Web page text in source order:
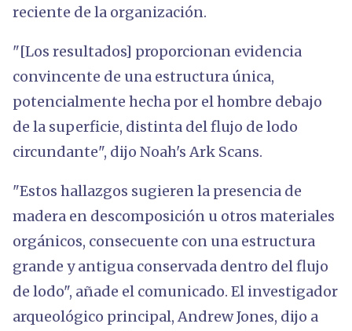
reciente de la organización.
"[Los resultados] proporcionan evidencia
convincente de una estructura única,
potencialmente hecha por el hombre debajo
de la superficie, distinta del flujo de lodo
circundante", dijo Noah's Ark Scans.
"Estos hallazgos sugieren la presencia de
madera en descomposición u otros materiales
orgánicos, consecuente con una estructura
grande y antigua conservada dentro del flujo
de lodo", añade el comunicado. El investigador
arqueológico principal, Andrew Jones, dijo a